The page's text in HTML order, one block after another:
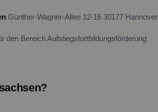
Günther-Wagner-Allee 12-16 30177 Hannover
den Bereich Aufstiegsfortbildungsförderung